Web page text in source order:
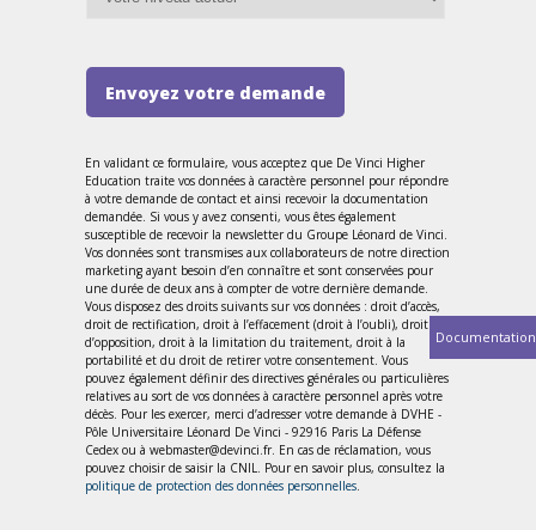
Documentation
Envoyez votre demande
En validant ce formulaire, vous acceptez que De Vinci Higher
Education traite vos données à caractère personnel pour répondre
à votre demande de contact et ainsi recevoir la documentation
demandée. Si vous y avez consenti, vous êtes également
susceptible de recevoir la newsletter du Groupe Léonard de Vinci.
Vos données sont transmises aux collaborateurs de notre direction
marketing ayant besoin d’en connaître et sont conservées pour
une durée de deux ans à compter de votre dernière demande.
Vous disposez des droits suivants sur vos données : droit d’accès,
droit de rectification, droit à l’effacement (droit à l’oubli), droit
d’opposition, droit à la limitation du traitement, droit à la
portabilité et du droit de retirer votre consentement. Vous
pouvez également définir des directives générales ou particulières
relatives au sort de vos données à caractère personnel après votre
décès. Pour les exercer, merci d’adresser votre demande à DVHE -
Pôle Universitaire Léonard De Vinci - 92916 Paris La Défense
Cedex ou à webmaster@devinci.fr. En cas de réclamation, vous
pouvez choisir de saisir la CNIL. Pour en savoir plus, consultez la
politique de protection des données personnelles